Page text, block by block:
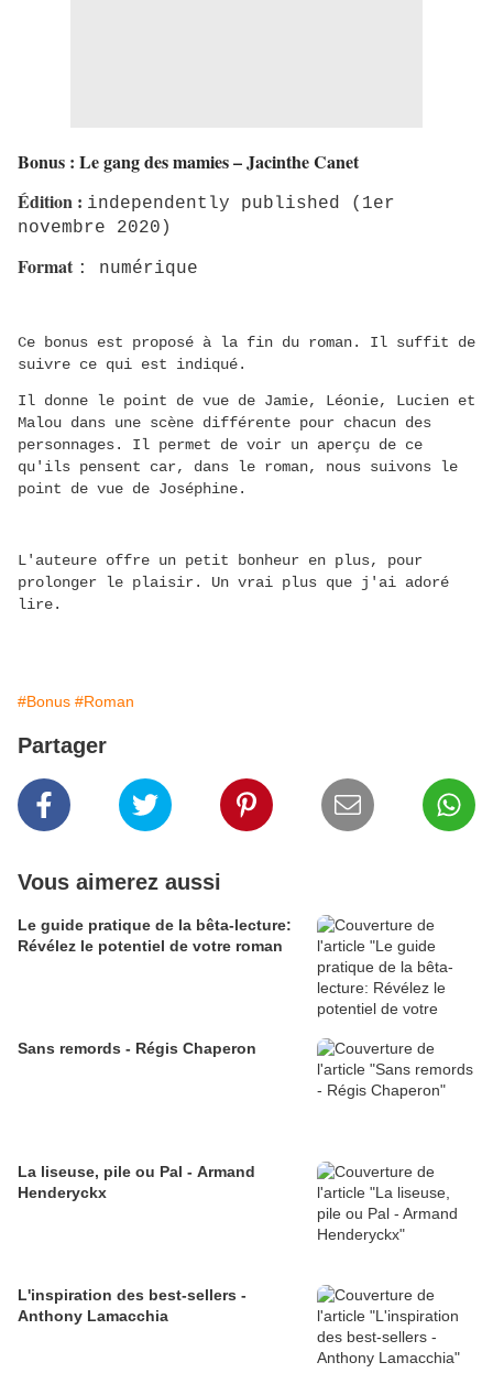
Bonus : Le gang des mamies – Jacinthe Canet
Édition : independently published (1er
novembre 2020)
Format : numérique
Ce bonus est proposé à la fin du roman. Il suffit de
suivre ce qui est indiqué.
Il donne le point de vue de Jamie, Léonie, Lucien et
Malou dans une scène différente pour chacun des
personnages. Il permet de voir un aperçu de ce
qu'ils pensent car, dans le roman, nous suivons le
point de vue de Joséphine.
L'auteure offre un petit bonheur en plus, pour
prolonger le plaisir. Un vrai plus que j'ai adoré
lire.
#Bonus #Roman
Partager
Vous aimerez aussi
Le guide pratique de la bêta-lecture:
Révélez le potentiel de votre roman
Sans remords - Régis Chaperon
La liseuse, pile ou Pal - Armand
Henderyckx
L'inspiration des best-sellers -
Anthony Lamacchia